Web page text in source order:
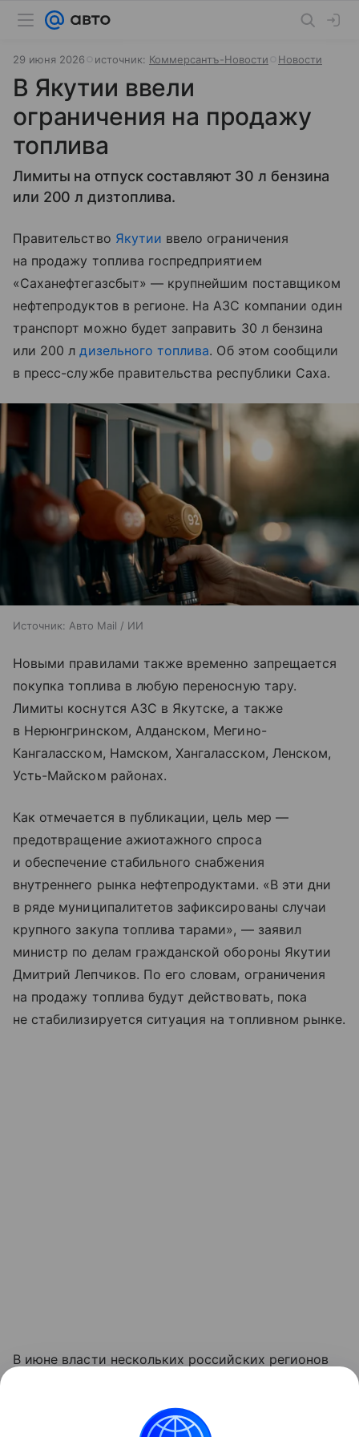
29 июня 2026 источник: Коммерсантъ-Новости Новости
В Якутии ввели
ограничения на продажу
топлива
Лимиты на отпуск составляют 30 л бензина
или 200 л дизтоплива.
Правительство Якутии ввело ограничения
на продажу топлива госпредприятием
«Саханефтегазсбыт» — крупнейшим поставщиком
нефтепродуктов в регионе. На АЗС компании один
транспорт можно будет заправить 30 л бензина
или 200 лдизельного топлива. Об этом сообщили
в пресс-службе правительства республики Саха.
Источник: Авто Mail / ИИ
Новыми правилами также временно запрещается
покупка топлива в любую переносную тару.
Лимиты коснутся АЗС в Якутске, а также
в Нерюнгринском, Алданском, Мегино-
Кангаласском, Намском, Хангаласском, Ленском,
Усть-Майском районах.
Как отмечается в публикации, цель мер —
предотвращение ажиотажного спроса
и обеспечение стабильного снабжения
внутреннего рынка нефтепродуктами. «В эти дни
в ряде муниципалитетов зафиксированы случаи
крупного закупа топлива тарами», — заявил
министр по делам гражданской обороны Якутии
Дмитрий Лепчиков. По его словам, ограничения
на продажу топлива будут действовать, пока
не стабилизируется ситуация на топливном рынке.
В июне власти нескольких российских регионов
на АЗС. В частности, о подобных мерах объявили
в Крыму, Пензенской, Вологодской, Курской,